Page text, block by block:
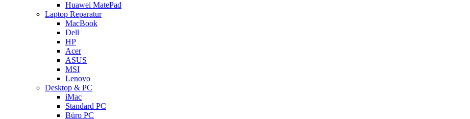
Huawei MatePad
Laptop Reparatur
MacBook
Dell
HP
Acer
ASUS
MSI
Lenovo
Desktop & PC
iMac
Standard PC
Büro PC